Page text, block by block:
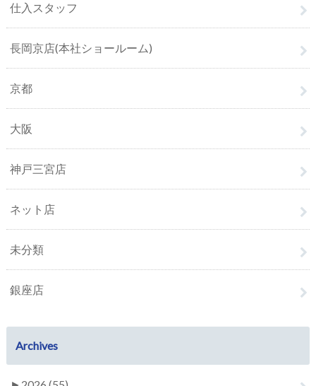
仕入スタッフ
長岡京店(本社ショールーム)
京都
大阪
神戸三宮店
ネット店
未分類
銀座店
Archives